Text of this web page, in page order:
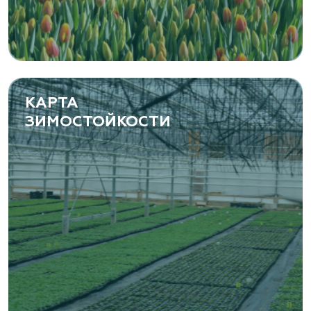
Самарская область, с. Подстепки, ул.
Фермерская 14 А
(8482) 650 010
www.yoly-paly.ru
«ВЕНЕВ» питомник растений
Тульская область, Венёвский р-н, село
Борщевое, улица Лесная, д. 13
8 963 224 87 99
https://www.venev1.ru/
«ВЕНЕВ» питомник растений
Тульская область, Венёвский р-н, село
КАРТА
ЗИМОСТОЙКОСТИ